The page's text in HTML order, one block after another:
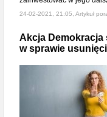
24-02-2021, 21:05, Artykuł
Akcja Demokracja
w sprawie